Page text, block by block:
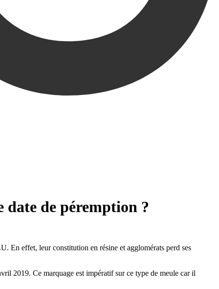
date de péremption ?
En effet, leur constitution en résine et agglomérats perd ses
2019. Ce marquage est impératif sur ce type de meule car il